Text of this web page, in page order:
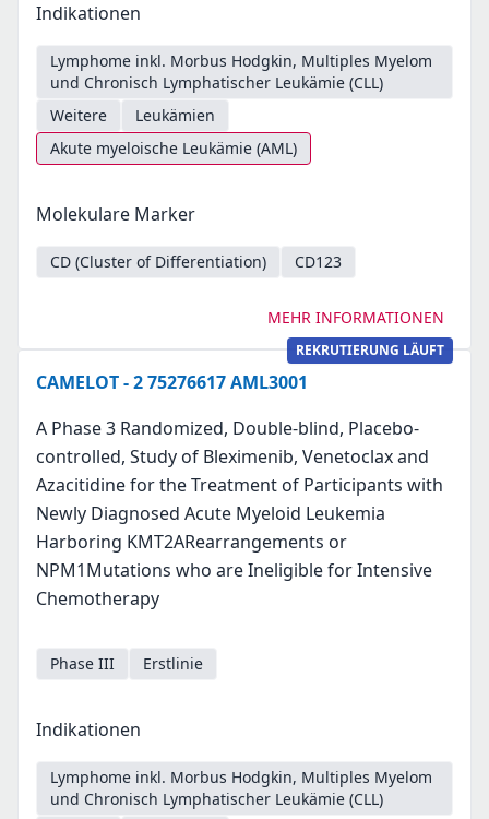
Indikationen
Lymphome inkl. Morbus Hodgkin, Multiples Myelom
und Chronisch Lymphatischer Leukämie (CLL)
Weitere
Leukämien
Akute myeloische Leukämie (AML)
Molekulare Marker
CD (Cluster of Differentiation) CD123
MEHR INFORMATIONEN
REKRUTIERUNG LÄUFT
CAMELOT - 2 75276617 AML3001
A Phase 3 Randomized, Double-blind, Placebo-
controlled, Study of Bleximenib, Venetoclax and
Azacitidine for the Treatment of Participants with
Newly Diagnosed Acute Myeloid Leukemia
Harboring KMT2ARearrangements or
NPM1Mutations who are Ineligible for Intensive
Chemotherapy
Phase III Erstlinie
Indikationen
Lymphome inkl. Morbus Hodgkin, Multiples Myelom
und Chronisch Lymphatischer Leukämie (CLL)